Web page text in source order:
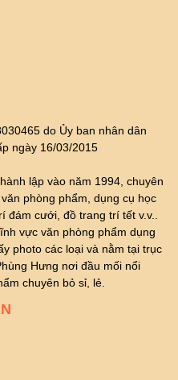
do Ủy ban nhân dân
ngày 16/03/2015
lập vào năm 1994, chuyên
phòng phẩm, dụng cụ học
đám cưới, đồ trang trí tết v.v..
vực văn phòng phẩm dụng
photo các loại và nằm tại trục
Hưng nơi đầu mối nổi
chuyên bỏ sỉ, lẻ.